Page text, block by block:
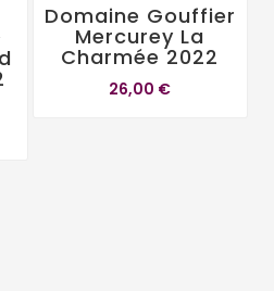
Domaine Gouffier
Mercurey La
Charmée 2022
26,00 €